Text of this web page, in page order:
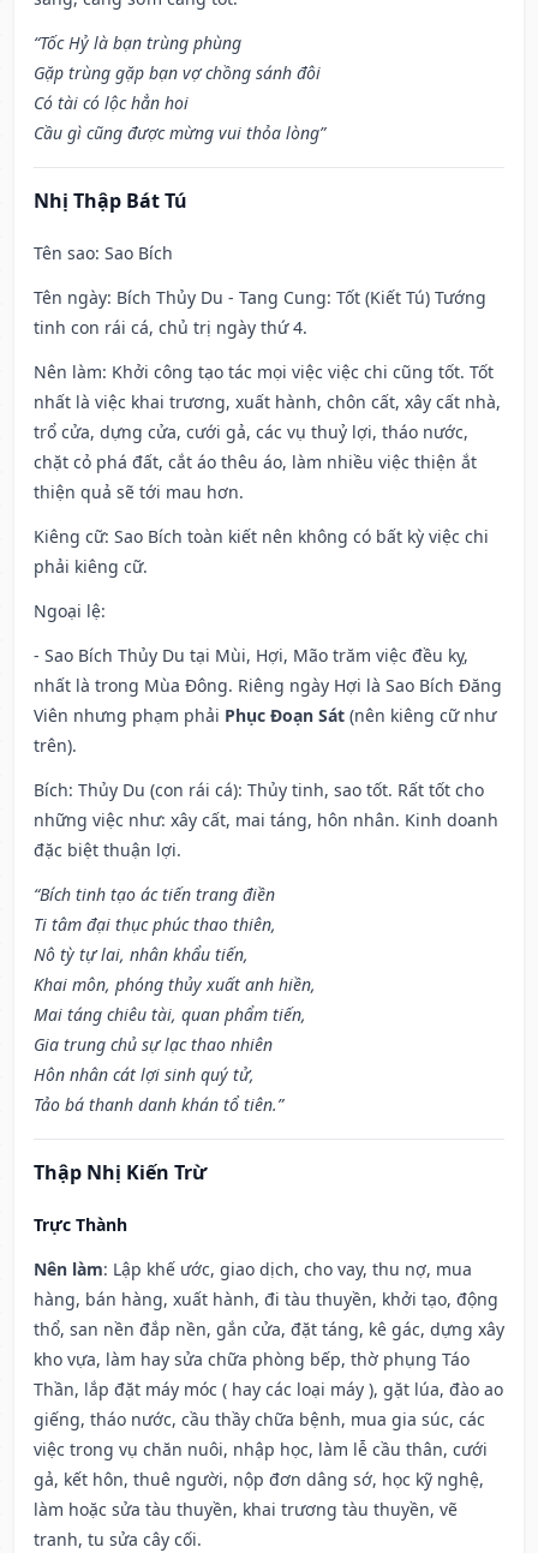
“Tốc Hỷ là bạn trùng phùng
Gặp trùng gặp bạn vợ chồng sánh đôi
Có tài có lộc hẳn hoi
Cầu gì cũng được mừng vui thỏa lòng”
Nhị Thập Bát Tú
Tên sao: Sao Bích
Tên ngày: Bích Thủy Du - Tang Cung: Tốt (Kiết Tú) Tướng
tinh con rái cá, chủ trị ngày thứ 4.
Nên làm: Khởi công tạo tác mọi việc việc chi cũng tốt. Tốt
nhất là việc khai trương, xuất hành, chôn cất, xây cất nhà,
trổ cửa, dựng cửa, cưới gả, các vụ thuỷ lợi, tháo nước,
chặt cỏ phá đất, cắt áo thêu áo, làm nhiều việc thiện ắt
thiện quả sẽ tới mau hơn.
Kiêng cữ: Sao Bích toàn kiết nên không có bất kỳ việc chi
phải kiêng cữ.
Ngoại lệ:
- Sao Bích Thủy Du tại Mùi, Hợi, Mão trăm việc đều kỵ,
nhất là trong Mùa Đông. Riêng ngày Hợi là Sao Bích Đăng
Viên nhưng phạm phải Phục Đoạn Sát (nên kiêng cữ như
trên).
Bích: Thủy Du (con rái cá): Thủy tinh, sao tốt. Rất tốt cho
những việc như: xây cất, mai táng, hôn nhân. Kinh doanh
đặc biệt thuận lợi.
“Bích tinh tạo ác tiến trang điền
Ti tâm đại thục phúc thao thiên,
Nô tỳ tự lai, nhân khẩu tiến,
Khai môn, phóng thủy xuất anh hiền,
Mai táng chiêu tài, quan phẩm tiến,
Gia trung chủ sự lạc thao nhiên
Hôn nhân cát lợi sinh quý tử,
Tảo bá thanh danh khán tổ tiên.”
Thập Nhị Kiến Trừ
Trực Thành
Nên làm: Lập khế ước, giao dịch, cho vay, thu nợ, mua
hàng, bán hàng, xuất hành, đi tàu thuyền, khởi tạo, động
thổ, san nền đắp nền, gắn cửa, đặt táng, kê gác, dựng xây
kho vựa, làm hay sửa chữa phòng bếp, thờ phụng Táo
Thần, lắp đặt máy móc ( hay các loại máy ), gặt lúa, đào ao
giếng, tháo nước, cầu thầy chữa bệnh, mua gia súc, các
việc trong vụ chăn nuôi, nhập học, làm lễ cầu thân, cưới
gả, kết hôn, thuê người, nộp đơn dâng sớ, học kỹ nghệ,
làm hoặc sửa tàu thuyền, khai trương tàu thuyền, vẽ
tranh, tu sửa cây cối.